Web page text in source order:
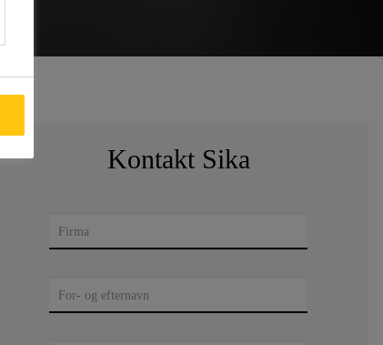
Kontakt Sika
Firma
For- og efternavn